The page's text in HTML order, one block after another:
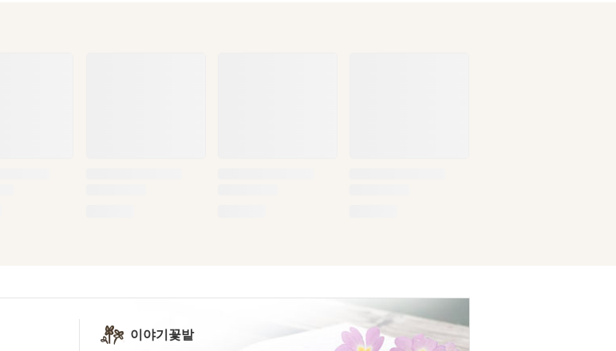
이야기꽃밭